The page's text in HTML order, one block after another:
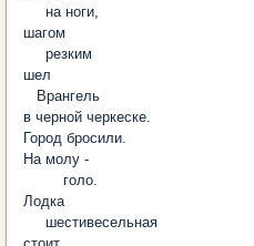
на ноги,
шагом
резким
шел
Врангель
в черной черкеске.
Город бросили.
На молу -
голо.
Лодка
шестивесельная